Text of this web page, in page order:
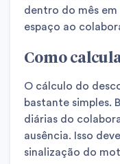
dentro do mês
espaço ao
Como
O cálculo do
bastante simples.
diárias do
ausência. Isso
sinalização do